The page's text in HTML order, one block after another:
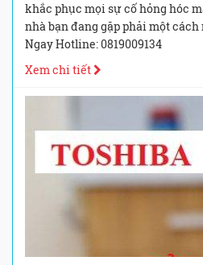
khắc phục mọi sự cố hỏng hóc
nhà bạn đang gặp phải một
Ngay Hotline: 0819009134
Xem chi tiết